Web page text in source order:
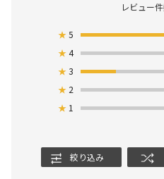
レビュー件
★5
★4
★3
★ 2
★ 1
絞り込み